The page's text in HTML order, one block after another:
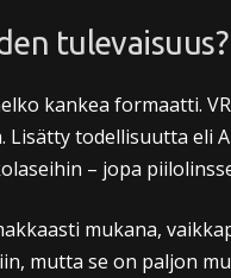
tulevaisuus?
kankea formaatti.
todellisuutta eli
– jopa
mukana,
mutta se on paljon